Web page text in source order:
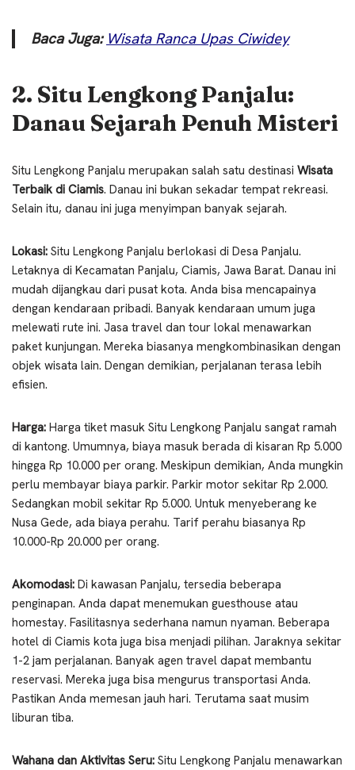
Baca Juga: Wisata Ranca Upas Ciwidey
2. Situ Lengkong Panjalu:
Danau Sejarah Penuh Misteri
Situ Lengkong Panjalu merupakan salah satu destinasi Wisata
Terbaik di Ciamis. Danau ini bukan sekadar tempat rekreasi.
Selain itu, danau ini juga menyimpan banyak sejarah.
Lokasi: Situ Lengkong Panjalu berlokasi di Desa Panjalu.
Letaknya di Kecamatan Panjalu, Ciamis, Jawa Barat. Danau ini
mudah dijangkau dari pusat kota. Anda bisa mencapainya
dengan kendaraan pribadi. Banyak kendaraan umum juga
melewati rute ini. Jasa travel dan tour lokal menawarkan
paket kunjungan. Mereka biasanya mengkombinasikan dengan
objek wisata lain. Dengan demikian, perjalanan terasa lebih
efisien.
Harga: Harga tiket masuk Situ Lengkong Panjalu sangat ramah
di kantong. Umumnya, biaya masuk berada di kisaran Rp 5.000
hingga Rp 10.000 per orang. Meskipun demikian, Anda mungkin
perlu membayar biaya parkir. Parkir motor sekitar Rp 2.000.
Sedangkan mobil sekitar Rp 5.000. Untuk menyeberang ke
Nusa Gede, ada biaya perahu. Tarif perahu biasanya Rp
10.000-Rp 20.000 per orang.
Akomodasi: Di kawasan Panjalu, tersedia beberapa
penginapan. Anda dapat menemukan guesthouse atau
homestay. Fasilitasnya sederhana namun nyaman. Beberapa
hotel di Ciamis kota juga bisa menjadi pilihan. Jaraknya sekitar
1-2 jam perjalanan. Banyak agen travel dapat membantu
reservasi. Mereka juga bisa mengurus transportasi Anda.
Pastikan Anda memesan jauh hari. Terutama saat musim
liburan tiba.
Wahana dan Aktivitas Seru: Situ Lengkong Panjalu menawarkan